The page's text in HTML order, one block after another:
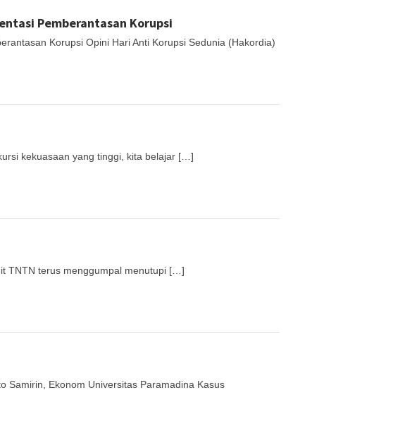
Pemberantasan Korupsi
Korupsi Opini Hari Anti Korupsi Sedunia (Hakordia)
kekuasaan yang tinggi, kita belajar […]
TNTN terus menggumpal menutupi […]
Samirin, Ekonom Universitas Paramadina Kasus